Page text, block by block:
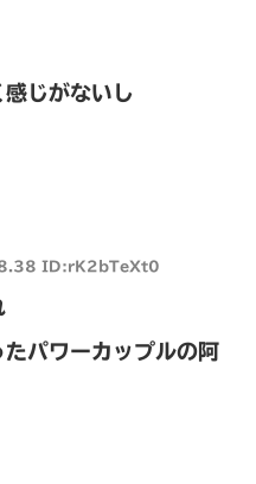
感じがないし
ID:rK2bTeXt0
パワーカップルの阿